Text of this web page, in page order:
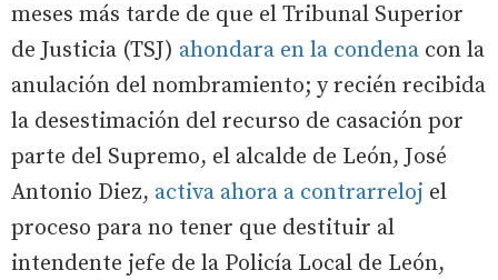
meses más tarde de que el Tribunal Superior
de Justicia (TSJ) ahondara en la condena con la
anulación del nombramiento; y recién recibida
la desestimación del recurso de casación por
parte del Supremo, el alcalde de León, José
Antonio Diez, activa ahora a contrarreloj el
proceso para no tener que destituir al
intendente jefe de la Policía Local de León,